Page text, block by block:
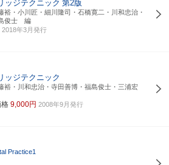
ッジテクニック 第2版
裕・小川匠・細川隆司・石橋寛二・川和忠治・
俊士 編
2018年3月発行
ッジテクニック
裕・川和忠治・寺田善博・福島俊士・三浦宏
9,000円 2008年9月発行
Practice1